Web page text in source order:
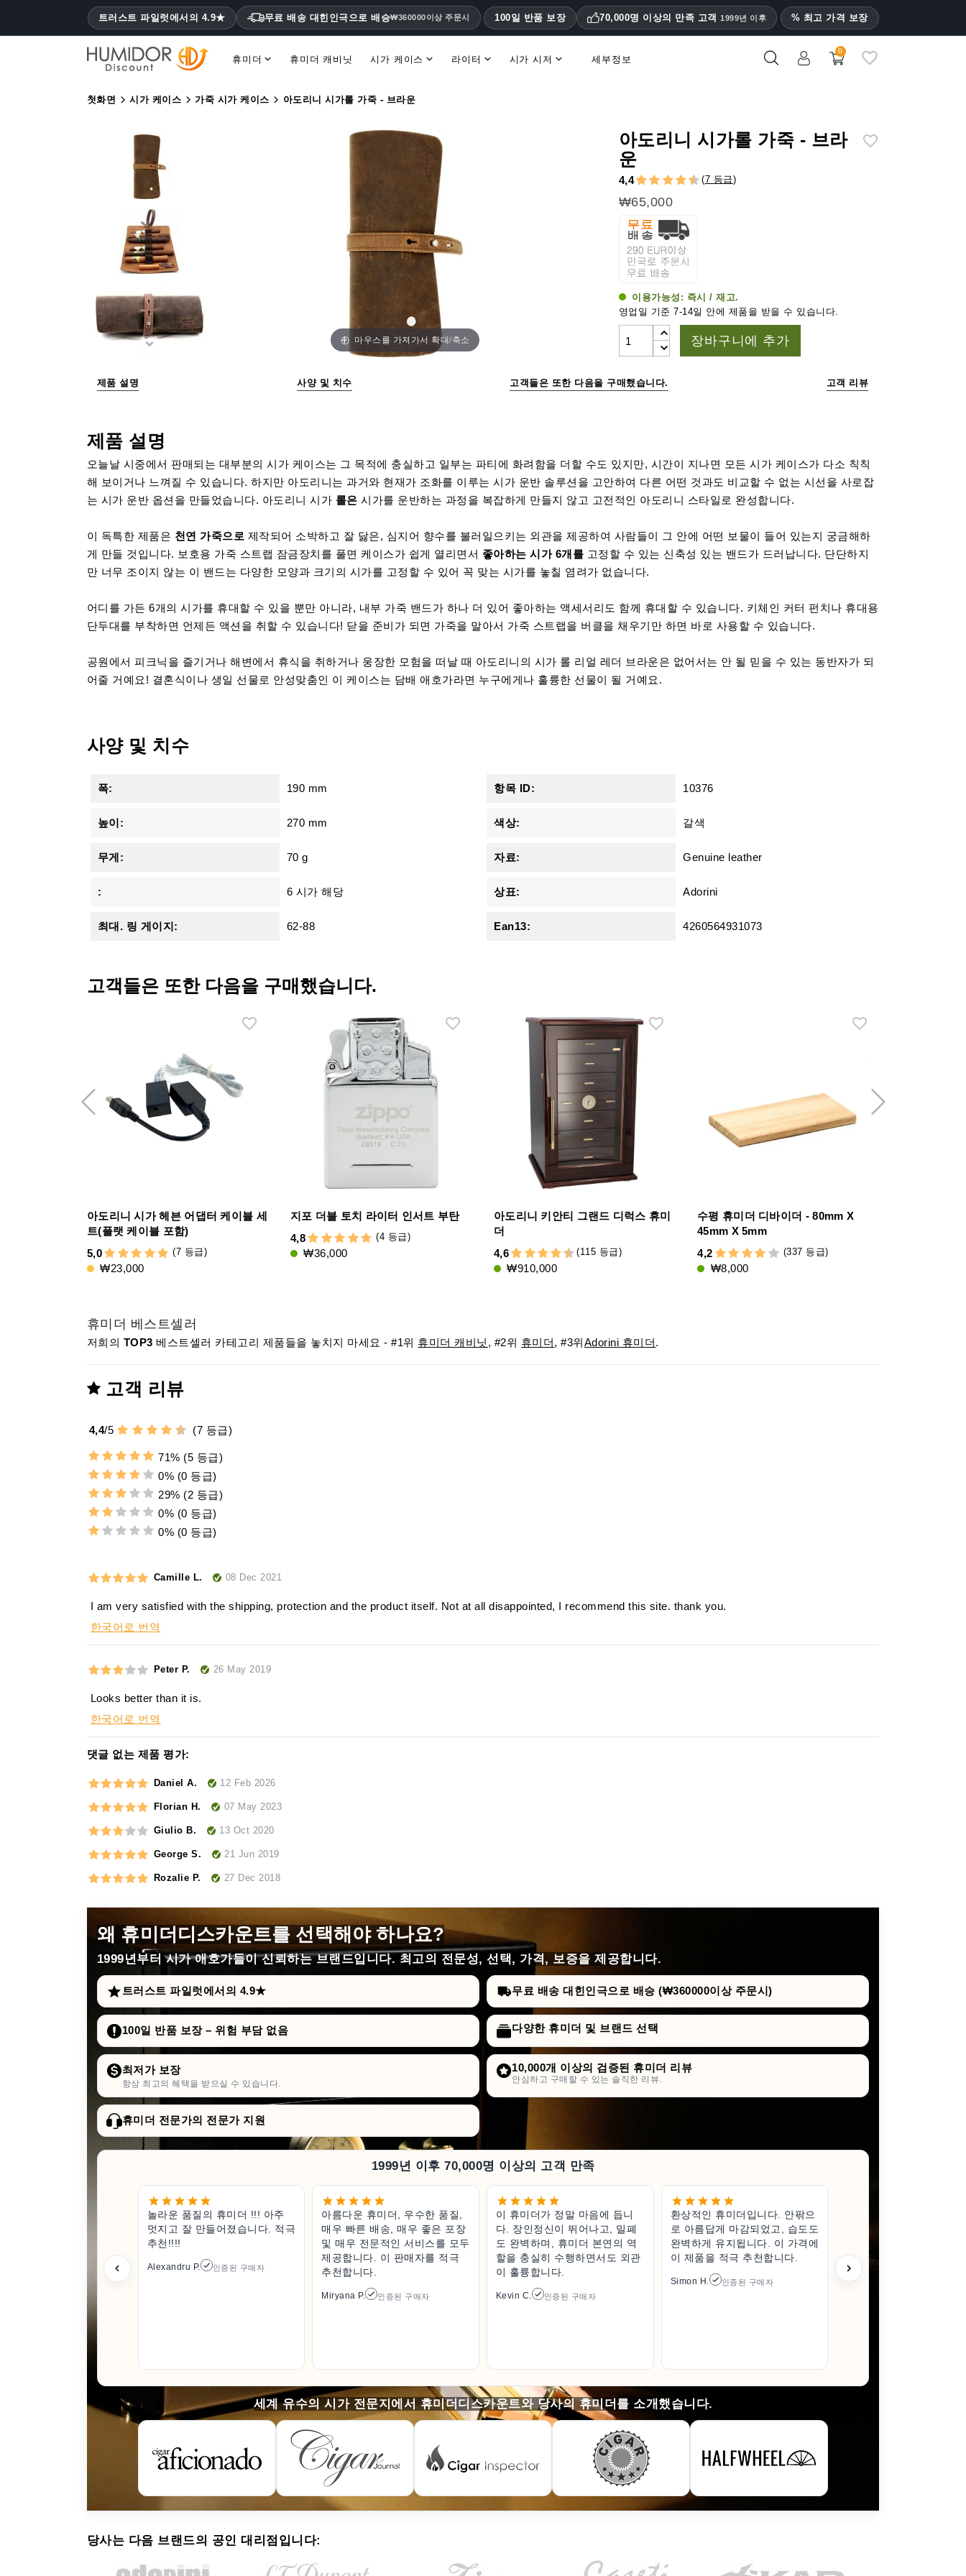
트러스트 파일럿에서의 4.9★ 무료 배송 대힌인극으로 배승₩360000이상 주문시 100일 반품 보장 70,000명 이상의 만족 고객 1999년 이후 % 최고 가격 보장
0
휴미더 휴미더 캐비닛 시가 케이스 라이터 시가 시저 세부정보
첫화면 시가 케이스 가죽 시가 케이스 아도리니 시가롤 가죽 - 브라운
마우스를 가져가서 확대/축소
아도리니 시가롤 가죽 - 브라
운
4,4 (7 등급)
₩65,000
이용가능성: 즉시 / 재고.
영업일 기준 7-14일 안에 제품을 받을 수 있습니다.
장바구니에 추가
제품 설명 사양 및 치수 고객들은 또한 다음을 구매했습니다. 고객 리뷰
제품 설명
오늘날 시중에서 판매되는 대부분의 시가 케이스는 그 목적에 충실하고 일부는 파티에 화려함을 더할 수도 있지만, 시간이 지나면 모든 시가 케이스가 다소 칙칙
해 보이거나 느껴질 수 있습니다. 하지만 아도리니는 과거와 현재가 조화를 이루는 시가 운반 솔루션을 고안하여 다른 어떤 것과도 비교할 수 없는 시선을 사로잡
는 시가 운반 옵션을 만들었습니다. 아도리니 시가 롤은시가를 운반하는 과정을 복잡하게 만들지 않고 고전적인 아도리니 스타일로 완성합니다.
이 독특한 제품은 천연 가죽으로 제작되어 소박하고 잘 닳은, 심지어 향수를 불러일으키는 외관을 제공하여 사람들이 그 안에 어떤 보물이 들어 있는지 궁금해하
게 만들 것입니다. 보호용 가죽 스트랩 잠금장치를 풀면 케이스가 쉽게 열리면서 좋아하는 시가 6개를 고정할 수 있는 신축성 있는 밴드가 드러납니다. 단단하지
만 너무 조이지 않는 이 밴드는 다양한 모양과 크기의 시가를 고정할 수 있어 꼭 맞는 시가를 놓칠 염려가 없습니다.
어디를 가든 6개의 시가를 휴대할 수 있을 뿐만 아니라, 내부 가죽 밴드가 하나 더 있어 좋아하는 액세서리도 함께 휴대할 수 있습니다. 키체인 커터 펀치나 휴대용
단두대를 부착하면 언제든 액션을 취할 수 있습니다! 닫을 준비가 되면 가죽을 말아서 가죽 스트랩을 버클을 채우기만 하면 바로 사용할 수 있습니다.
공원에서 피크닉을 즐기거나 해변에서 휴식을 취하거나 웅장한 모험을 떠날 때 아도리니의 시가 롤 리얼 레더 브라운은 없어서는 안 될 믿을 수 있는 동반자가 되
어줄 거예요! 결혼식이나 생일 선물로 안성맞춤인 이 케이스는 담배 애호가라면 누구에게나 훌륭한 선물이 될 거예요.
사양 및 치수
폭: 190 mm
높이: 270 mm
무게: 70 g
: 6 시가 해당
최대. 링 게이지: 62-88
항목 ID: 10376
색상: 갈색
자료: Genuine leather
상표: Adorini
Ean13: 4260564931073
고객들은 또한 다음을 구매했습니다.
아도리니 시가 헤븐 어댑터 케이블 세
트(플랫 케이블 포함)
5,0
(7 등급)
₩23,000
지포 더블 토치 라이터 인서트 부탄
4,8
(4 등급)
₩36,000
아도리니 키안티 그랜드 디럭스 휴미
더
4,6
(115 등급)
₩910,000
수평 휴미더 디바이더 - 80mm X
45mm X 5mm
4,2
(337 등급)
₩8,000
휴미더 베스트셀러
저희의 TOP3 베스트셀러 카테고리 제품들을 놓치지 마세요 - #1위 휴미더 캐비닛 , #2위 휴미더, #3위Adorini 휴미더.
고객 리뷰
4,4/5 (7 등급)
71% (5 등급)
0% (0 등급)
29% (2 등급)
0% (0 등급)
0% (0 등급)
Camille L. 08 Dec 2021
I am very satisfied with the shipping, protection and the product itself. Not at all disappointed, I recommend this site. thank you.
한국어로 번역
Peter P. 26 May 2019
Looks better than it is.
한국어로 번역
댓글 없는 제품 평가:
Daniel A. 12 Feb 2026
Florian H. 07 May 2023
Giulio B. 13 Oct 2020
George S. 21 Jun 2019
Rozalie P. 27 Dec 2018
왜 휴미더디스카운트를 선택해야 하나요?
1999년부터시가 애호가들이 신뢰하는 브랜드입니다. 최고의 전문성, 선택, 가격, 보증을 제공합니다.
트러스트 파일럿에서의 4.9★ 무료 배송 대힌인극으로 배승 (₩360000이상 주문시)
100일 반품 보장 – 위험 부담 없음 다양한 휴미더 및 브랜드 선택
최저가 보장
항상 최고의 혜택을 받으실 수 있습니다.
10,000개 이상의 검증된 휴미더 리뷰
안심하고 구매할 수 있는 솔직한 리뷰.
휴미더 전문가의 전문가 지원
1999년 이후 70,000명 이상의 고객 만족
놀라운 품질의 휴미더 !!! 아주
멋지고 잘 만들어졌습니다. 적극
추천!!!!
Alexandru P. 인증된 구매자
아름다운 휴미더, 우수한 품질,
매우 빠른 배송, 매우 좋은 포장
및 매우 전문적인 서비스를 모두
제공합니다. 이 판매자를 적극
추천합니다.
Miryana P. 인증된 구매자
이 휴미더가 정말 마음에 듭니
다. 장인정신이 뛰어나고, 밀폐
도 완벽하며, 휴미더 본연의 역
할을 충실히 수행하면서도 외관
이 훌륭합니다.
Kevin C. 인증된 구매자
환상적인 휴미더입니다. 안팎으
로 아름답게 마감되었고, 습도도
완벽하게 유지됩니다. 이 가격에
이 제품을 적극 추천합니다.
Simon H. 인증된 구매자
세계 유수의 시가 전문지에서 휴미더디스카운트와 당사의 휴미더를 소개했습니다.
당사는 다음 브랜드의 공인 대리점입니다: